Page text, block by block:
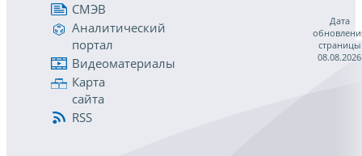
СМЭВ
Аналитический
портал
Видеоматериалы
Карта
сайта
RSS
Дата
страницы
08.08.2026